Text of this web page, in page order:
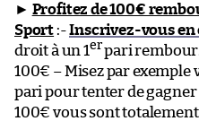
► Profitez de 100€
Sport :-Inscrivez-vous
droit à un 1erpari
100€ – Misez par exemple
pari pour tenter de gagner
100€ vous sont